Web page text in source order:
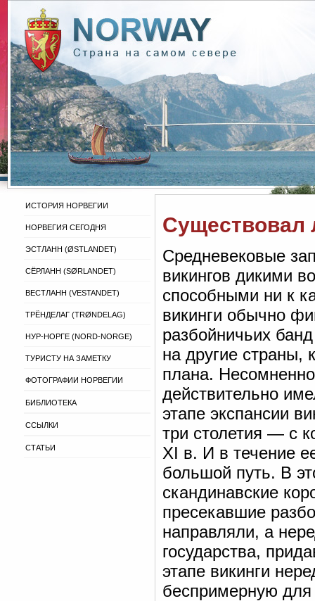
ИСТОРИЯ НОРВЕГИИ
НОРВЕГИЯ СЕГОДНЯ
ЭСТЛАНН (ØSTLANDET)
СЁРЛАНН (SØRLANDET)
ВЕСТЛАНН (VESTANDET)
ТРЁНДЕЛАГ (TRØNDELAG)
НУР-НОРГЕ (NORD-NORGE)
ТУРИСТУ НА ЗАМЕТКУ
ФОТОГРАФИИ НОРВЕГИИ
БИБЛИОТЕКА
ССЫЛКИ
СТАТЬИ
Существовал
Средневековые
викингов дикими
способными ни к
викинги обычно
разбойничьих
на другие страны,
плана.
действительно
этапе экспансии
три столетия — с
XI в. И в течение
большой путь. В
скандинавские
пресекавшие
направляли, а
государства,
этапе викинги
беспримерную